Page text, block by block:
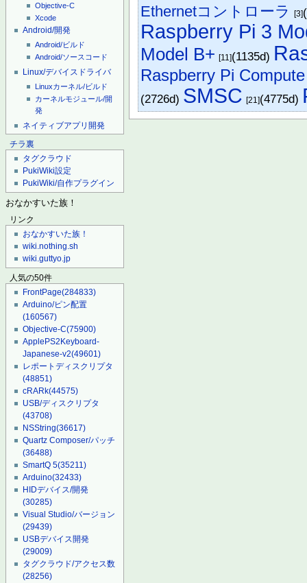
Objective-C
Xcode
Android/開発
Android/ビルド
Android/ソースコード
Linux/デバイスドライバ
Linuxカーネル/ビルド
カーネルモジュール/開
発
ネイティブアプリ開発
チラ裏
タグクラウド
PukiWiki設定
PukiWiki/自作プラグイン
おなかすいた族！
リンク
おなかすいた族！
wiki.nothing.sh
wiki.guttyo.jp
人気の50件
FrontPage(284833)
Arduino/ピン配置
(160567)
Objective-C(75900)
ApplePS2Keyboard-
Japanese-v2(49601)
レポートディスクリプタ
(48851)
cRARk(44575)
USB/ディスクリプタ
(43708)
NSString(36617)
Quartz Composer/パッチ
(36488)
SmartQ 5(35211)
Arduino(32433)
HIDデバイス/開発
(30285)
Visual Studio/バージョン
(29439)
USBデバイス開発
(29009)
タグクラウド/アクセス数
(28256)
Ethernetコントローラ [3]
Raspberry Pi 3
Model B+ [11](1135d)
Raspberry Pi
(2726d) SMSC [21](4775d)